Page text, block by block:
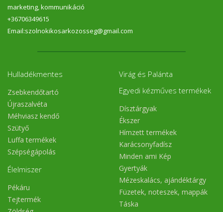
marketing, kommunikáció
+36706349615
Email:szolnokikosarkozosseg@gmail.com
Hulladékmentes
Zsebkendőtartó
Újraszalvéta
Méhviasz kendő
Szütyő
Luffa termékek
Szépségápolás
Élelmiszer
Pékáru
Tejtermék
Virág és Palánta
Egyedi kézműves termékek
Dísztárgyak
Ékszer
Hímzett termékek
Karácsonyfadísz
Minden ami Kép
Gyertyák
Mézeskalács, ajándéktárgy
Füzetek, noteszek, mappák
Táska